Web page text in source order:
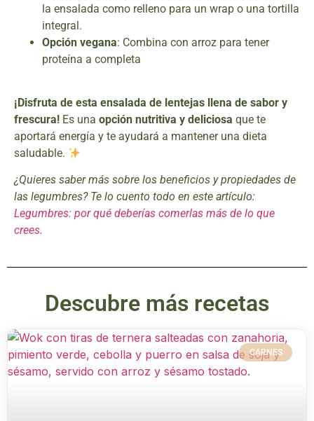
la ensalada como relleno para un wrap o una tortilla
integral.
Opción vegana: Combina con arroz para tener
proteína a completa
¡Disfruta de esta ensalada de lentejas llena de sabor y
frescura! Es una opción nutritiva y deliciosa que te
aportará energía y te ayudará a mantener una dieta
saludable.
¿Quieres saber más sobre los beneficios y propiedades de
las legumbres? Te lo cuento todo en este artículo:
Legumbres: por qué deberías comerlas más de lo que
crees.
Descubre más recetas
CARNES